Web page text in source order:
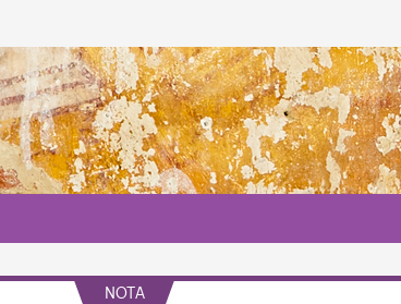
NOTA